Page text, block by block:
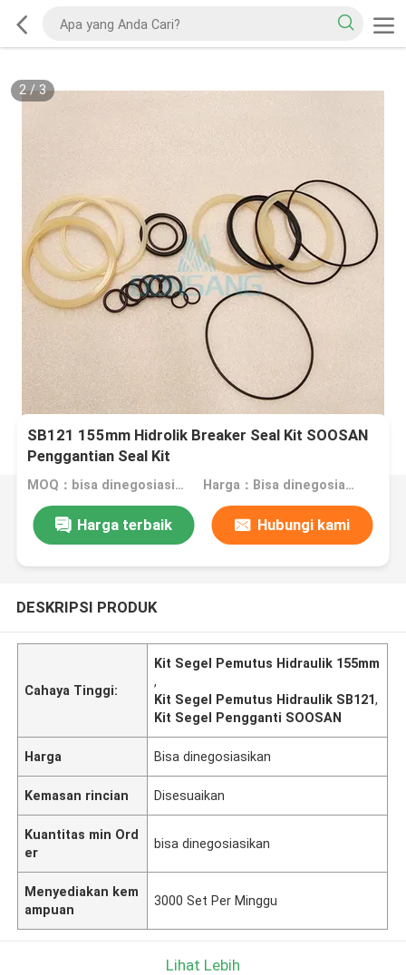
2/3
SB121 155mm Hidrolik Breaker Seal Kit SOOSAN
Penggantian Seal Kit
MOQ：bisa dinegosiasikan Harga：Bisa dinegosiasikan
Harga terbaik Hubungi kami
DESKRIPSI PRODUK
Cahaya Tinggi:
Kit Segel Pemutus Hidraulik 155mm
,
Kit Segel Pemutus Hidraulik SB121,
Kit Segel Pengganti SOOSAN
Harga Bisa dinegosiasikan
Kemasan rincian Disesuaikan
Kuantitas min Ord
er
bisa dinegosiasikan
Menyediakan kem
ampuan
3000 Set Per Minggu
Lihat Lebih